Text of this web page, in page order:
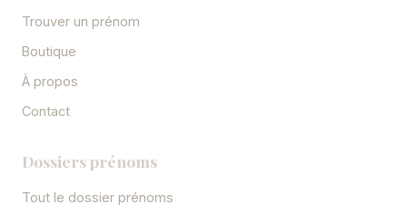
Trouver un prénom
Boutique
À propos
Contact
Dossiers prénoms
Tout le dossier prénoms